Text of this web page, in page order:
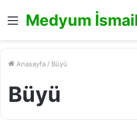
MenüMedyum
Anasayfa / Büyü
Büyü